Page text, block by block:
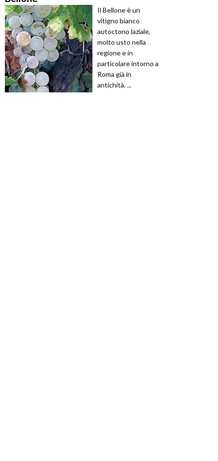
Il Bellone è un
vitigno bianco
autoctono laziale,
molto usto nella
regione e in
particolare intorno a
Roma già in
antichità. ...